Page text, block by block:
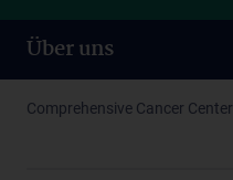
Über uns
Comprehensive Cancer Center